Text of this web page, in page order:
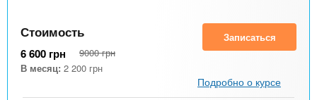
Стоимость
6 600 грн 9000 грн
В месяц: 2 200 грн
Записаться
Подробно о курсе